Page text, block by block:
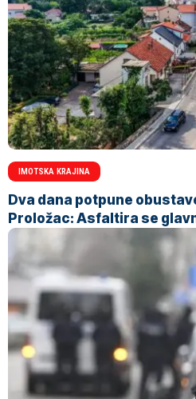
IMOTSKA KRAJINA
Dva dana potpune
Proložac: Asfaltira se